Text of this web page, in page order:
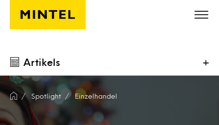
Skip to main content
Artikels +
Spotlight Einzelhandel